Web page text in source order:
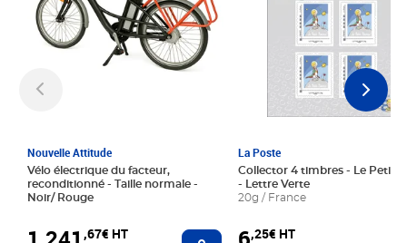
Nouvelle Attitude
Vélo électrique du facteur,
reconditionné - Taille normale -
Noir/ Rouge
,67€ HT Ajouter au panier
La Poste
Collector 4 timbres - Le Petit
- Lettre Verte
20g / France
,25€ HT